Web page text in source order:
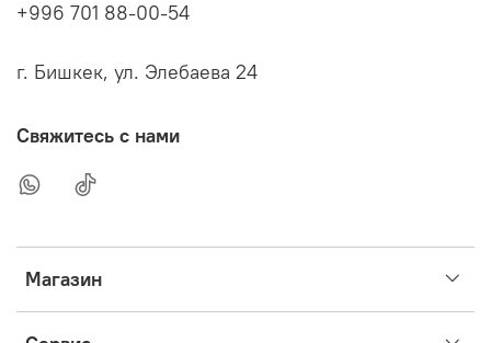
Магазин
+996 701 88-00-54
г. Бишкек, ул. Элебаева 24
Свяжитесь с нами